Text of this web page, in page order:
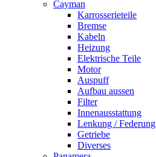
Cayman
Karrosserieteile
Bremse
Kabeln
Heizung
Elektrische Teile
Motor
Auspuff
Aufbau aussen
Filter
Innenausstattung
Lenkung / Federung
Getriebe
Diverses